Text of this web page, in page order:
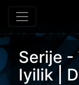
Skip to main content
Serije -
Iyilik |